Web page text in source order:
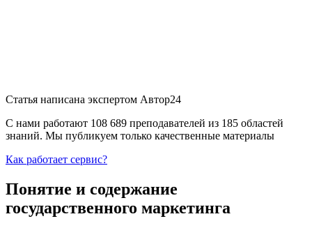
Статья написана экспертом Автор24
С нами работают 108 689 преподавателей из 185 областей
знаний. Мы публикуем только качественные материалы
Как работает сервис?
Понятие и содержание
государственного маркетинга